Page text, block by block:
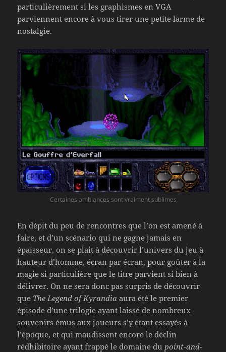
particulièrement si les graphismes en VGA
parviennent encore à vous tirer une petite larme de
nostalgie.
Certaines ambiances sont vraiment sublimes
En dépit du peu de rencontres que l’on est amené à
faire, et d’un scénario qui ne gagne jamais en
épaisseur, on se plait à découvrir l’univers du jeu à
hauteur d’homme, écran par écran, pour goûter à la
magie si particulière que le titre parvient si bien à
délivrer. On ne sera donc pas surpris de découvrir
que The Legend of Kyrandia aura été le premier
épisode d’une trilogie ayant laissé de nombreux
souvenirs émus aux joueurs s’y étant essayés à
l’époque, et qui maudissent encore le déclin
rédhibitoire ayant frappé le domaine du point-and-